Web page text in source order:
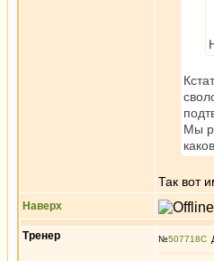
Мы
Так вот
Наверх
Тренер №507718